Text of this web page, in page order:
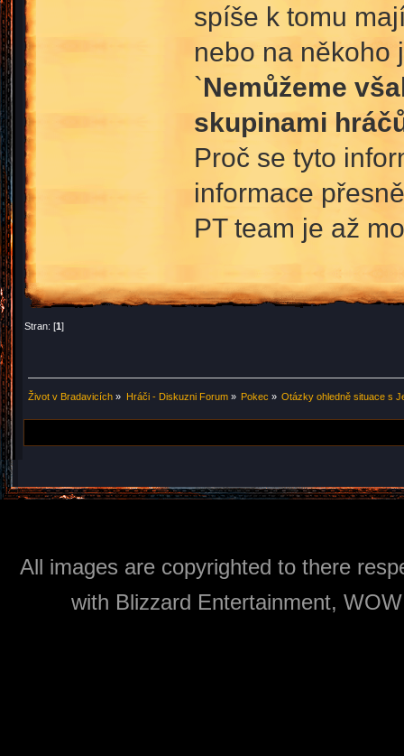
spíše k tomu
nebo na někoho
`Nemůžeme
skupinami
Proč se tyto
informace
PT team je až
Stran: [1]
Život v Bradavicích » Hráči - Diskuzni Forum» Pokec » Otázky ohledně situace s
All images are copyrighted to there
with Blizzard Entertainment,